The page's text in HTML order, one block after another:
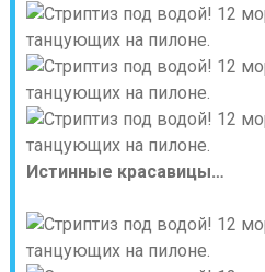
Истинные красавицы…